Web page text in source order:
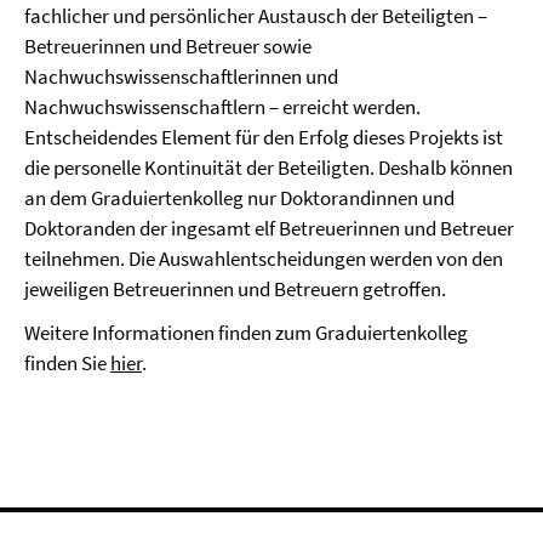
fachlicher und persönlicher Austausch der Beteiligten –
Betreuerinnen und Betreuer sowie
Nachwuchswissenschaftlerinnen und
Nachwuchswissenschaftlern – erreicht werden.
Entscheidendes Element für den Erfolg dieses Projekts ist
die personelle Kontinuität der Beteiligten. Deshalb können
an dem Graduiertenkolleg nur Doktorandinnen und
Doktoranden der ingesamt elf Betreuerinnen und Betreuer
teilnehmen. Die Auswahlentscheidungen werden von den
jeweiligen Betreuerinnen und Betreuern getroffen.
Weitere Informationen finden zum Graduiertenkolleg
finden Siehier.